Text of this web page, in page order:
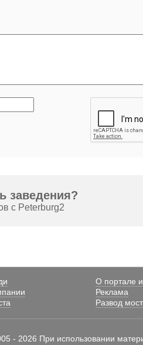
заведения?
с Peterburg2
О портале и
Реклама
Развод
- 2026 При использовании